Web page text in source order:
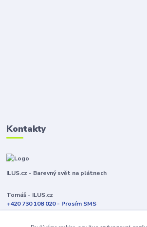
Kontakty
ILUS.cz - Barevný svět na plátnech
Tomáš - ILUS.cz
+420 730 108 020 - Prosím SMS
Jsme většinu času ve výrobě